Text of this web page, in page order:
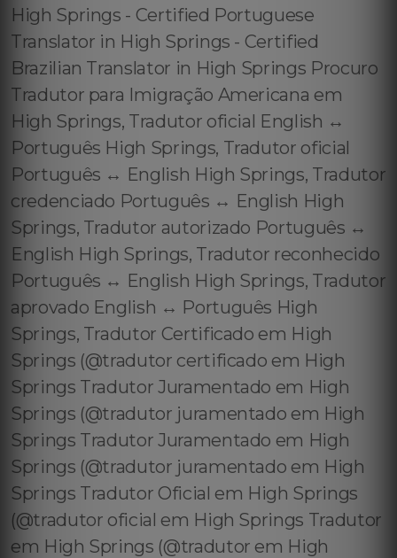
High Springs - Certified Portuguese
Translator in High Springs - Certified
Brazilian Translator in High Springs Procuro
Tradutor para Imigração Americana em
High Springs, Tradutor oficial English ↔️
Português High Springs, Tradutor oficial
Português ↔️ English High Springs, Tradutor
credenciado Português ↔️ English High
Springs, Tradutor autorizado Português ↔️
English High Springs, Tradutor reconhecido
Português ↔️ English High Springs, Tradutor
aprovado English ↔️ Português High
Springs, Tradutor Certificado em High
Springs (@tradutor certificado em High
Springs Tradutor Juramentado em High
Springs (@tradutor juramentado em High
Springs Tradutor Juramentado em High
Springs (@tradutor juramentado em High
Springs Tradutor Oficial em High Springs
(@tradutor oficial em High Springs Tradutor
em High Springs (@tradutor em High